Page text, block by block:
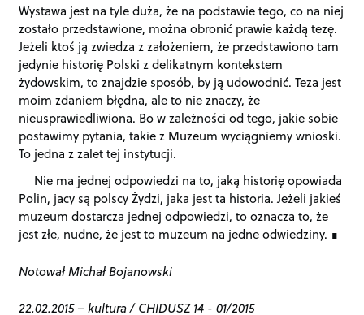
Wystawa jest na tyle duża, że na podstawie tego, co na niej
zostało przedstawione, można obronić prawie każdą tezę.
Jeżeli ktoś ją zwiedza z założeniem, że przedstawiono tam
jedynie historię Polski z delikatnym kontekstem
żydowskim, to znajdzie sposób, by ją udowodnić. Teza jest
moim zdaniem błędna, ale to nie znaczy, że
nieusprawiedliwiona. Bo w zależności od tego, jakie sobie
postawimy pytania, takie z Muzeum wyciągniemy wnioski.
To jedna z zalet tej instytucji.
Nie ma jednej odpowiedzi na to, jaką historię opowiada
Polin, jacy są polscy Żydzi, jaka jest ta historia. Jeżeli jakieś
muzeum dostarcza jednej odpowiedzi, to oznacza to, że
jest złe, nudne, że jest to muzeum na jedne odwiedziny.
Notował Michał Bojanowski
22.02.2015–kultura/CHIDUSZ 14 - 01/2015